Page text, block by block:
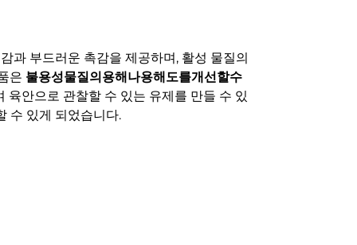
과 부드러운 촉감을 제공하며, 활성 물질의
은 불용성물질의용해나용해도를개선할수
안으로 관찰할 수 있는 유제를 만들 수 있
수 있게 되었습니다.